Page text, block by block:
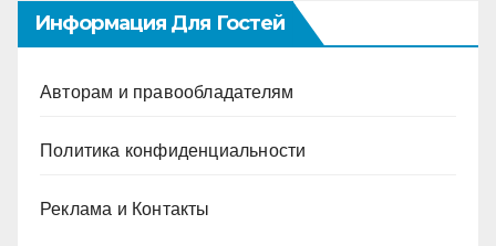
Информация Для Гостей
Авторам и правообладателям
Политика конфиденциальности
Реклама и Контакты